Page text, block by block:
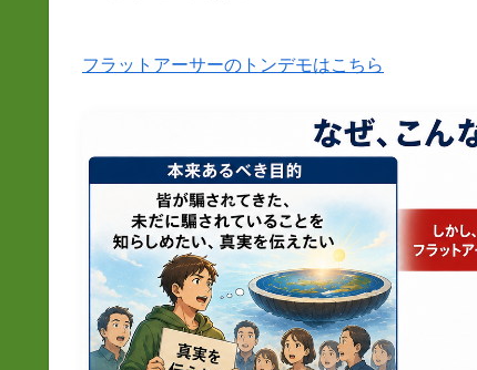
フラットアーサーのトンデモはこちら